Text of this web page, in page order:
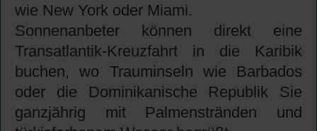
wie New York oder Miami.
Sonnenanbeter können direkt eine
Transatlantik-Kreuzfahrt in die Karibik
buchen, wo Trauminseln wie Barbados
oder die Dominikanische Republik Sie
ganzjährig mit Palmenstränden und